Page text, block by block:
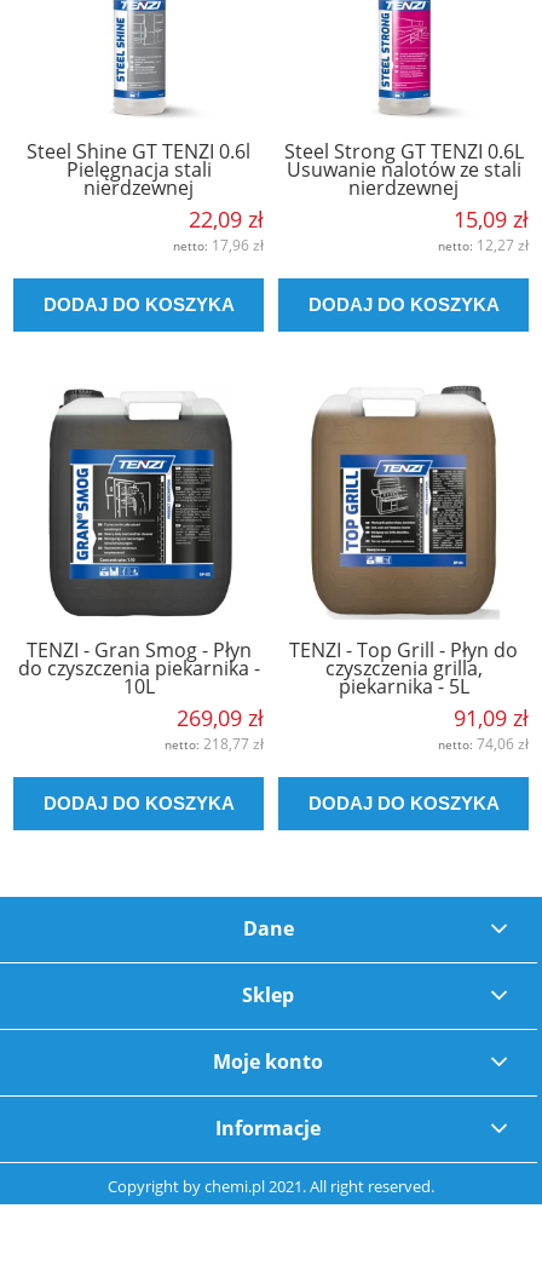
Steel Shine GT TENZI 0.6l
Pielęgnacja stali
nierdzewnej
22,09 zł
netto: 17,96 zł
DODAJ DO KOSZYKA
Steel Strong GT TENZI 0.6L
Usuwanie nalotów ze stali
nierdzewnej
15,09 zł
netto: 12,27 zł
DODAJ DO KOSZYKA
TENZI - Gran Smog - Płyn
do czyszczenia piekarnika -
10L
269,09 zł
netto: 218,77 zł
DODAJ DO KOSZYKA
TENZI - Top Grill - Płyn do
czyszczenia grilla,
piekarnika - 5L
91,09 zł
netto: 74,06 zł
DODAJ DO KOSZYKA
Dane
Sklep
Moje konto
Informacje
Copyright bychemi.pl2021. All right reserved.